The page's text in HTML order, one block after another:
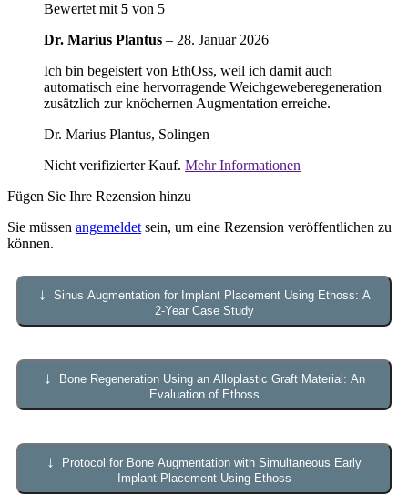
Bewertet mit 5 von 5
Dr. Marius Plantus – 28. Januar 2026
Ich bin begeistert von EthOss, weil ich damit auch
automatisch eine hervorragende Weichgeweberegeneration
zusätzlich zur knöchernen Augmentation erreiche.
Dr. Marius Plantus, Solingen
Nicht verifizierter Kauf. Mehr Informationen
Fügen Sie Ihre Rezension hinzu
Sie müssen angemeldet sein, um eine Rezension veröffentlichen zu
können.
↓
Sinus Augmentation for Implant Placement Using Ethoss: A
2-Year Case Study
↓
Bone Regeneration Using an Alloplastic Graft Material: An
Evaluation of Ethoss
↓
Protocol for Bone Augmentation with Simultaneous Early
Implant Placement Using Ethoss